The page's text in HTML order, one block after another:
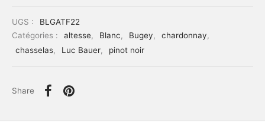
UGS :
BLGATF22
Catégories :
altesse, Blanc, Bugey, chardonnay,
chasselas, Luc Bauer, pinot noir
Share